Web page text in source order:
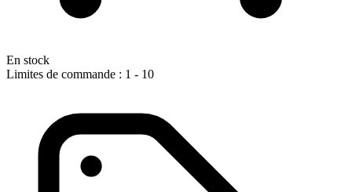
En stock
Limites de commande : 1 - 10